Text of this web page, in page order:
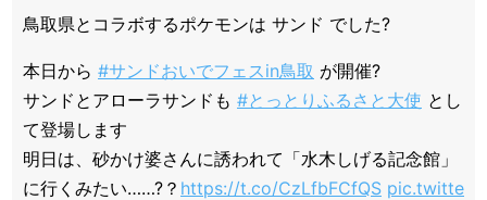
鳥取県とコラボするポケモンは サンド でした?
本日から #サンドおいでフェスin鳥取 が開催?
サンドとアローラサンドも #とっとりふるさと大使 とし
て登場します
明日は、砂かけ婆さんに誘われて「水木しげる記念館」
に行くみたい……?？ https://t.co/CzLfbFCfQS pic.twitte